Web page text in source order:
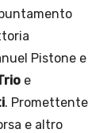
Pistone e
e
. Promettente
e altro